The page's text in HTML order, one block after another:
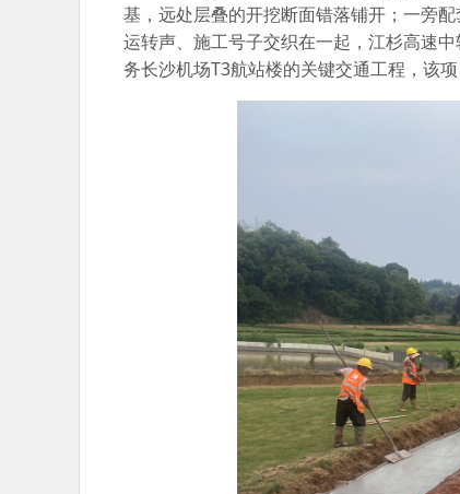
基，远处层叠的开挖断面错落铺开；一旁
运转声、施工号子交织在一起，江杉高速
务长沙机场T3航站楼的关键交通工程，该